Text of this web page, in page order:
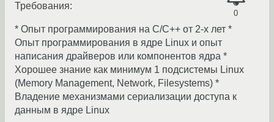
0
Требования:
* Опыт программирования на C/C++ от 2-х лет *
Опыт программирования в ядре Linux и опыт
написания драйверов или компонентов ядра *
Хорошее знание как минимум 1 подсистемы Linux
(Memory Management, Network, Filesystems) *
Владение механизмами сериализации доступа к
данным в ядре Linux